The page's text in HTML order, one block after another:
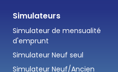
Simulateurs
Simulateur de mensualité
d'emprunt
Simulateur Neuf seul
Simulateur Neuf/Ancien